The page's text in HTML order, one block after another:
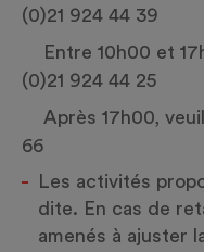
(0)21 924 44 39
Entre 10h00 et
(0)21 924 44 25
Après 17h00,
66
Les activités
dite. En cas de
amenés à ajuster